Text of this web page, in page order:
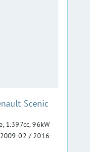
Scenic
1.397cc, 96kW
2009-02 / 2016-